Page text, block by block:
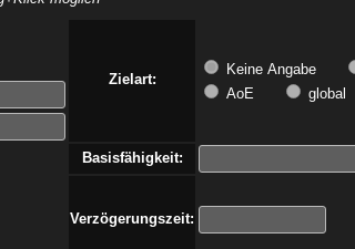
Zielart:
Keine Angabe
AoE
global
Basisfähigkeit:
Verzögerungszeit: